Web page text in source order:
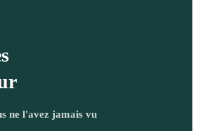
ne l'avez jamais vu